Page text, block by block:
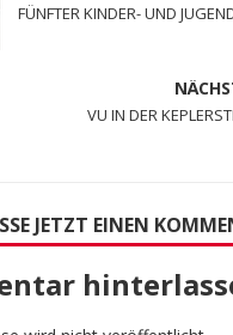
FÜNFTER KINDER- UND
VU IN DER
JETZT EINEN